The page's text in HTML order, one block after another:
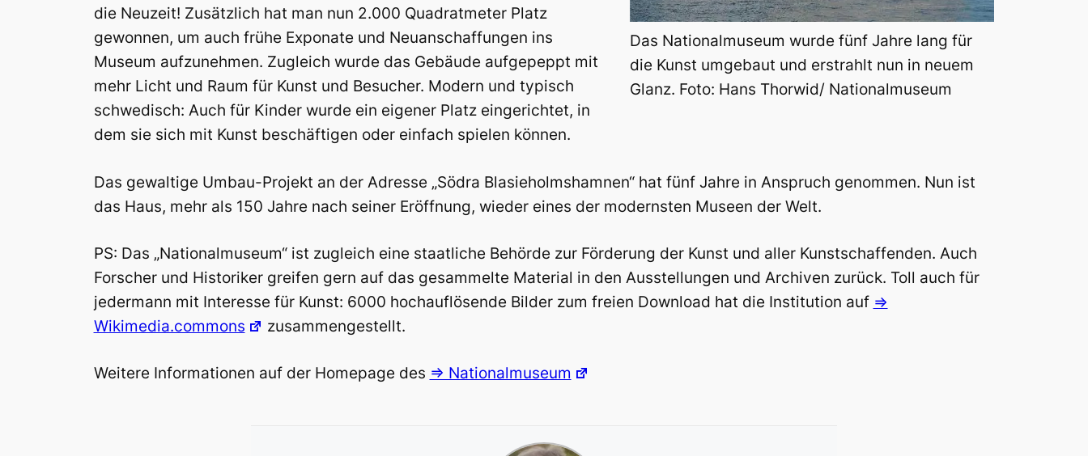
Das Nationalmuseum wurde fünf Jahre lang für
die Kunst umgebaut und erstrahlt nun in neuem
Glanz. Foto: Hans Thorwid/ Nationalmuseum
die Neuzeit! Zusätzlich hat man nun 2.000 Quadratmeter Platz
gewonnen, um auch frühe Exponate und Neuanschaffungen ins
Museum aufzunehmen. Zugleich wurde das Gebäude aufgepeppt mit
mehr Licht und Raum für Kunst und Besucher. Modern und typisch
schwedisch: Auch für Kinder wurde ein eigener Platz eingerichtet, in
dem sie sich mit Kunst beschäftigen oder einfach spielen können.
Das gewaltige Umbau-Projekt an der Adresse „Södra Blasieholmshamnen“ hat fünf Jahre in Anspruch genommen. Nun ist
das Haus, mehr als 150 Jahre nach seiner Eröffnung, wieder eines der modernsten Museen der Welt.
PS: Das „Nationalmuseum“ ist zugleich eine staatliche Behörde zur Förderung der Kunst und aller Kunstschaffenden. Auch
Forscher und Historiker greifen gern auf das gesammelte Material in den Ausstellungen und Archiven zurück. Toll auch für
jedermann mit Interesse für Kunst: 6000 hochauflösende Bilder zum freien Download hat die Institution auf =>
Wikimedia.commons
zusammengestellt.
Weitere Informationen auf der Homepage des => Nationalmuseum